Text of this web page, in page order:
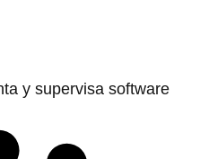
y supervisa software